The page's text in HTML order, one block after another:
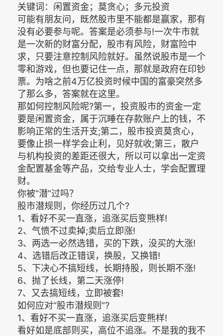
关键词：闲置资金；莫贪心；多元投资
可能有朋友问，既然股市里不能都是赢家，那有
没有必要参与呢。答案是必须参与!一次牛市就
是一次新的财富分配，股市有风险，财富险中
求，只要注意控制风险就好。虽然说股市是一个
零和游戏，但也要记住一点，那就是政府在印钞
票。为啥之前4万亿投资时候中国的富豪突然多
了那么多，答案就在这里。
那如何控制风险呢?第一，投资股市的资金一定
要是闲置资金，属于沉睡在存款账户上的钱，不
影响正常的生活开支;第二，股市投资莫贪心，
要像止损一样学会止利，见好就收;第三，散户
与机构投资的差距还很大，所以可以拿出一定资
金配置基金等产品，交给专业人士，学会配置理
财。
你被“潜”过吗？
股市潜规则，你经历过几个?
1、看好不买一直涨，追涨买后变熊样!
2、气愤不过卖掉;卖后立即涨!
3、两选一必然选错，买的下跌，没买的大涨!
4、选错后改正错误，换股，又换错!
5、下决心不搞短线，长期持股，则长期不涨!
6、抛了长线，第二天涨停!
7、又去搞短线，立即被套!
如何应对“股市潜规则”?
1、看好不买一直涨，追涨买后变熊样!
看好如是底部则买，高位不追涨。不是我的我不